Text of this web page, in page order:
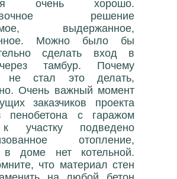
очень хорошо.
решение
выдержанное,
Можно было бы
сделать вход в
тамбур. Почему
не стал это делать,
Очень важный момент
заказчиков проекта
с гаражом
участку подведено
отопление,
в доме нет котельной.
что материал стен